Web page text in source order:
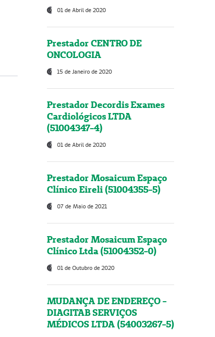
01 de Abril de 2020
Prestador CENTRO DE
ONCOLOGIA
15 de Janeiro de 2020
Prestador Decordis Exames
Cardiológicos LTDA
(51004347-4)
01 de Abril de 2020
Prestador Mosaicum Espaço
Clínico Eireli (51004355-5)
07 de Maio de 2021
Prestador Mosaicum Espaço
Clínico Ltda (51004352-0)
01 de Outubro de 2020
MUDANÇA DE ENDEREÇO -
DIAGITAB SERVIÇOS
MÉDICOS LTDA (54003267-5)